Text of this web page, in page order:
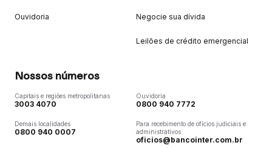
Ouvidoria Negocie sua dívida
Leilões de crédito emergencial
Nossos números
Capitais e regiões metropolitanas
3003 4070
Demais localidades
0800 940 0007
Ouvidoria
0800 940 7772
Para recebimento de ofícios judiciais e
administrativos
oficios@bancointer.com.br